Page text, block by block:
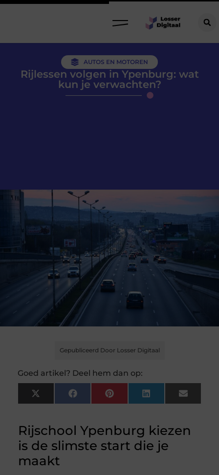
AUTOS EN MOTOREN
Rijlessen volgen in Ypenburg: wat
kun je verwachten?
Gepubliceerd Door Losser Digitaal
Goed artikel? Deel hem dan op:
X
(Twitter)
FacebookPinterest LinkedIn Email
Rijschool Ypenburg kiezen
is de slimste start die je
maakt